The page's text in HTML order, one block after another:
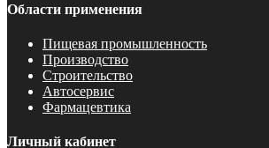
Области применения
Пищевая промышленность
Производство
Строительство
Автосервис
Фармацевтика
Личный кабинет